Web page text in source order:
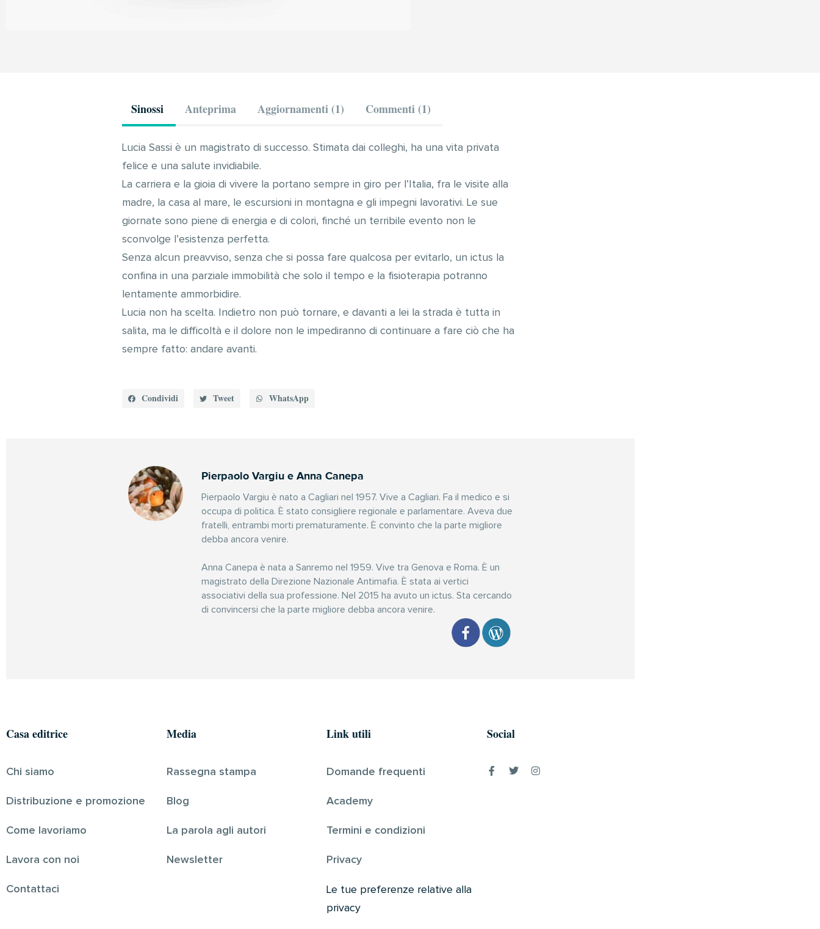
Sinossi Anteprima Aggiornamenti (1) Commenti (1)
Lucia Sassi è un magistrato di successo. Stimata dai colleghi, ha una vita privata
felice e una salute invidiabile.
La carriera e la gioia di vivere la portano sempre in giro per l’Italia, fra le visite alla
madre, la casa al mare, le escursioni in montagna e gli impegni lavorativi. Le sue
giornate sono piene di energia e di colori, finché un terribile evento non le
sconvolge l’esistenza perfetta.
Senza alcun preavviso, senza che si possa fare qualcosa per evitarlo, un ictus la
confina in una parziale immobilità che solo il tempo e la fisioterapia potranno
lentamente ammorbidire.
Lucia non ha scelta. Indietro non può tornare, e davanti a lei la strada è tutta in
salita, ma le difficoltà e il dolore non le impediranno di continuare a fare ciò che ha
sempre fatto: andare avanti.
Condividi Tweet WhatsApp
Pierpaolo Vargiu e Anna Canepa
Pierpaolo Vargiu è nato a Cagliari nel 1957. Vive a Cagliari. Fa il medico e si
occupa di politica. È stato consigliere regionale e parlamentare. Aveva due
fratelli, entrambi morti prematuramente. È convinto che la parte migliore
debba ancora venire.
Anna Canepa è nata a Sanremo nel 1959. Vive tra Genova e Roma. È un
magistrato della Direzione Nazionale Antimafia. È stata ai vertici
associativi della sua professione. Nel 2015 ha avuto un ictus. Sta cercando
di convincersi che la parte migliore debba ancora venire.
Casa editrice
Chi siamo
Distribuzione e promozione
Come lavoriamo
Lavora con noi
Contattaci
Media
Rassegna stampa
Blog
La parola agli autori
Newsletter
Link utili
Domande frequenti
Academy
Termini e condizioni
Privacy
Le tue preferenze relative alla
privacy
Social